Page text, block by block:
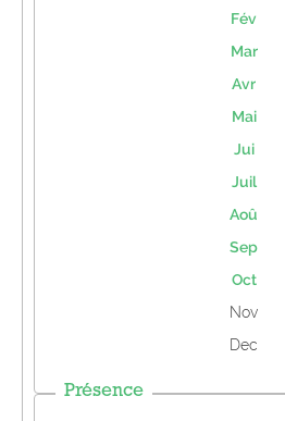
Fév
Mar
Avr
Mai
Jui
Juil
Aoû
Sep
Oct
Nov
Dec
Présence